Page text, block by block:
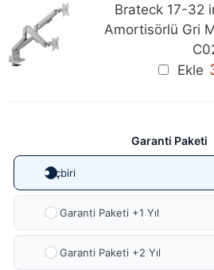
Brateck 17-32
Amortisörlü Gri
Ekle
Garanti Paketi
Hiçbiri
Ek Garanti Paketi +1 Yıl
Ek Garanti Paketi +2 Yıl